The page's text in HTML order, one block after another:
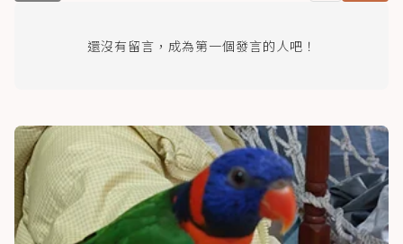
還沒有留言，成為第一個發言的人吧！